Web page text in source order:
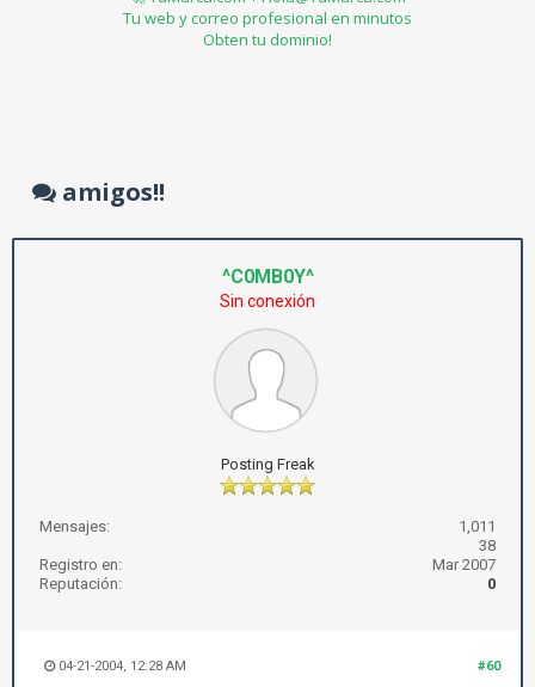
Tu web y correo profesional en minutos
Obten tu dominio!
amigos!!
^C0MB0Y^
Sin conexión
Posting Freak
Mensajes:
1,011
38
Registro en:
Mar 2007
Reputación:
0
#60
04-21-2004, 12:28 AM